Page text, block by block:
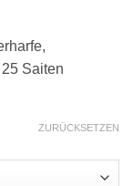
Saiten
ZURÜCKSETZEN